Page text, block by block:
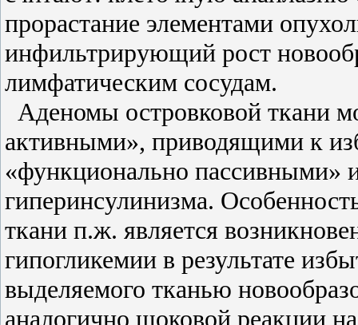
прорастание элементами
инфильтрирующий рост
лимфатическим сосудам.
Аденомы островковой ткани
активными», приводящими к
«функционально пассивными»
гиперинсулинизма.
ткани п.ж. является
гипогликемии в результате
выделяемого тканью
аналогично шоковой реакции